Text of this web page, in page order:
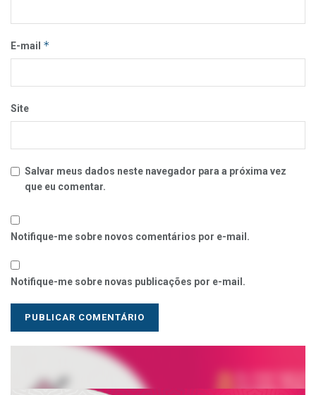
E-mail *
Site
Salvar meus dados neste navegador para a próxima vez
que eu comentar.
Notifique-me sobre novos comentários por e-mail.
Notifique-me sobre novas publicações por e-mail.